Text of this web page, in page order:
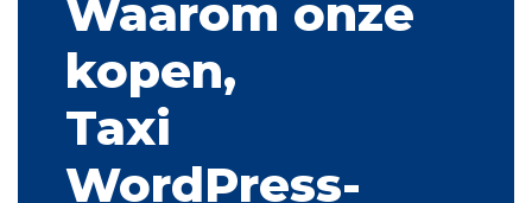
Waarom onze
kopen,
Taxi
WordPress-